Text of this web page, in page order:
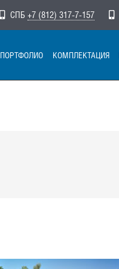
СПБ +7 (812) 317-7-157
ПОРТФОЛИО КОМПЛЕКТАЦИЯ